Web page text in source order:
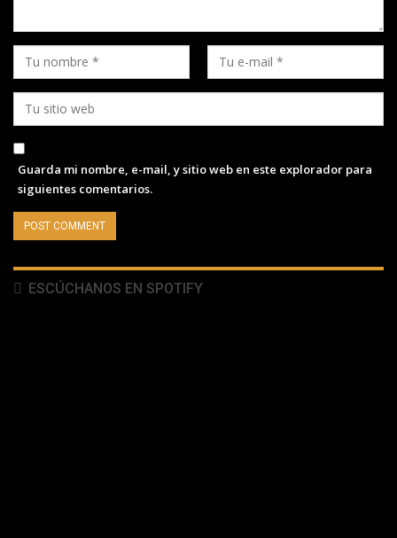
Guarda mi nombre, e-mail, y sitio web en este explorador para
siguientes comentarios.
ESCÚCHANOS EN SPOTIFY